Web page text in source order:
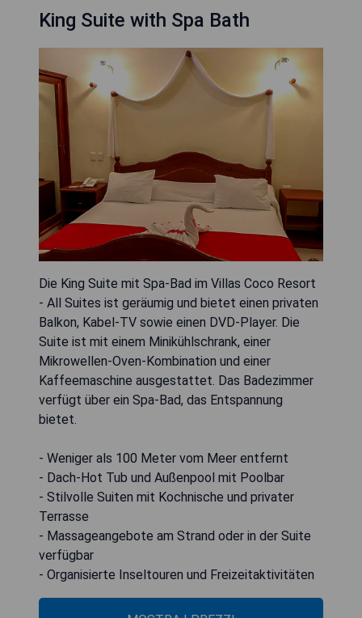
King Suite with Spa Bath
Die King Suite mit Spa-Bad im Villas Coco Resort
- All Suites ist geräumig und bietet einen privaten
Balkon, Kabel-TV sowie einen DVD-Player. Die
Suite ist mit einem Minikühlschrank, einer
Mikrowellen-Oven-Kombination und einer
Kaffeemaschine ausgestattet. Das Badezimmer
verfügt über ein Spa-Bad, das Entspannung
bietet.
- Weniger als 100 Meter vom Meer entfernt
- Dach-Hot Tub und Außenpool mit Poolbar
- Stilvolle Suiten mit Kochnische und privater
Terrasse
- Massageangebote am Strand oder in der Suite
verfügbar
- Organisierte Inseltouren und Freizeitaktivitäten